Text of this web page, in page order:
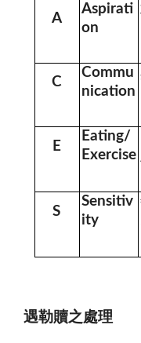
A
Aspirati
on
C
Commu
nication
E
Eating/
Exercise
S
Sensitiv
ity
遇勒贖之處理